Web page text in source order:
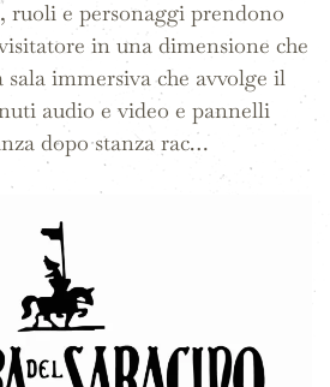
ruoli e personaggi prendono
in una dimensione che
immersiva che avvolge il
audio e video e pannelli
dopo stanza rac…